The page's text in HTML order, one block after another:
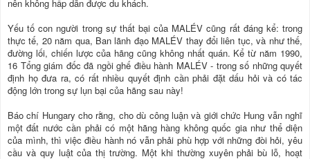
nên không hấp dẫn được du khách.
Yếu tố con người trong sự thất bại của MALÉV cũng rất đáng kể: trong
thực tế, 20 năm qua, Ban lãnh đạo MALÉV thay đổi liên tục, và như thế,
đường lối, chiến lược của hãng cũng không nhất quán. Kể từ năm 1990,
16 Tổng giám đốc đã ngồi ghế điều hành MALÉV - trong số những quyết
định họ đưa ra, có rất nhiều quyết định cần phải đặt dấu hỏi và có tác
động lớn trong sự lụn bại của hãng sau này!
Báo chí Hungary cho rằng, cho dù công luận và giới chức Hung vẫn nghĩ
một đất nước cần phải có một hãng hàng không quốc gia như thể diện
của mình, thì việc điều hành nó vẫn phải phù hợp với những đòi hỏi, yêu
cầu và quy luật của thị trường. Một khi thường xuyên phải bù lỗ, hoạt